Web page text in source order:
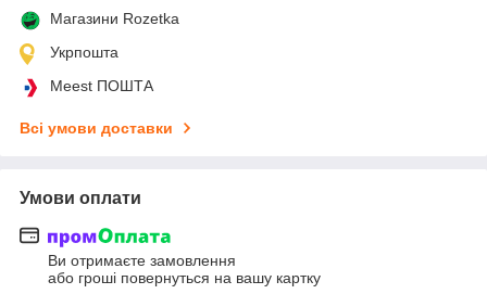
Магазини Rozetka
Укрпошта
Meest ПОШТА
Всі умови доставки
Умови оплати
Ви отримаєте замовлення
або гроші повернуться на вашу картку